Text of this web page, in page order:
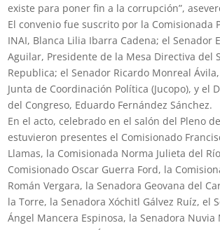
existe para poner fin a la corrupción”,
El convenio fue suscrito por la Comisionada
INAI, Blanca Lilia Ibarra Cadena; el Senador
Aguilar, Presidente de la Mesa Directiva del
Republica; el Senador Ricardo Monreal
Junta de Coordinación Política (Jucopo), y el
del Congreso, Eduardo Fernández Sánchez.
En el acto, celebrado en el salón del Pleno
estuvieron presentes el Comisionado
Llamas, la Comisionada Norma Julieta del
Comisionado Oscar Guerra Ford, la
Román Vergara, la Senadora Geovana del
la Torre, la Senadora Xóchitl Gálvez Ruíz, el
Ángel Mancera Espinosa, la Senadora Nuvia